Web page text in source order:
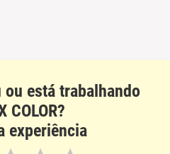
está trabalhando
COLOR?
experiência